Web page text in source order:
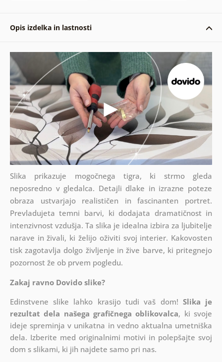
Opis izdelka in lastnosti
Slika prikazuje mogočnega tigra, ki strmo gleda
neposredno v gledalca. Detajli dlake in izrazne poteze
obraza ustvarjajo realističen in fascinanten portret.
Prevladujeta temni barvi, ki dodajata dramatičnost in
intenzivnost vzdušja. Ta slika je idealna izbira za ljubitelje
narave in živali, ki želijo oživiti svoj interier. Kakovosten
tisk zagotavlja dolgo življenje in žive barve, ki pritegnejo
pozornost že ob prvem pogledu.
Zakaj ravno Dovido slike?
Edinstvene slike lahko krasijo tudi vaš dom! Slika je
rezultat dela našega grafičnega oblikovalca, ki svoje
ideje spreminja v unikatna in vedno aktualna umetniška
dela. Izberite med originalnimi motivi in polepšajte svoj
dom s slikami, ki jih najdete samo pri nas.